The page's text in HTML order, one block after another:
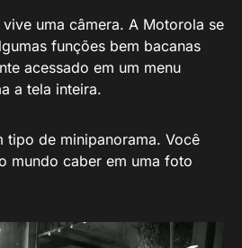
uma câmera. A Motorola se
funções bem bacanas
acessado em um menu
a tela inteira.
tipo de minipanorama. Você
mundo caber em uma foto